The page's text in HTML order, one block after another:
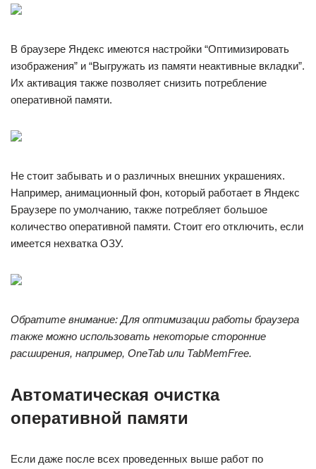
В браузере Яндекс имеются настройки “Оптимизировать
изображения” и “Выгружать из памяти неактивные вкладки”.
Их активация также позволяет снизить потребление
оперативной памяти.
Не стоит забывать и о различных внешних украшениях.
Например, анимационный фон, который работает в Яндекс
Браузере по умолчанию, также потребляет большое
количество оперативной памяти. Стоит его отключить, если
имеется нехватка ОЗУ.
Обратите внимание: Для оптимизации работы браузера
также можно использовать некоторые сторонние
расширения, например, OneTab или TabMemFree.
Автоматическая очистка
оперативной памяти
Если даже после всех проведенных выше работ по